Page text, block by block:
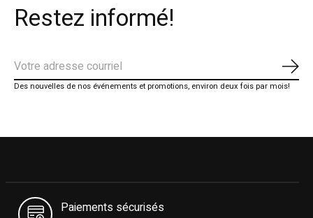
Restez informé!
Des nouvelles de nos événements et promotions, environ deux fois par mois!
Paiements sécurisés